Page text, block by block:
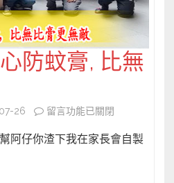
防蚊膏, 比無
26
在
長
留言功能已關閉
阿仔你渣下我在家長會自製